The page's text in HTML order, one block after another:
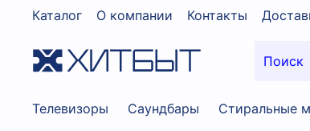
Каталог О компании Контакты
Телевизоры Саундбары Стиральные